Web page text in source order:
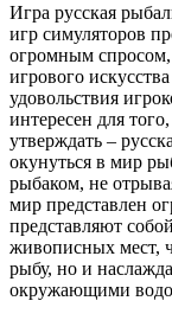
Игра русская
игр симуляторов
огромным спросом,
игрового
удовольствия
интересен для
утверждать –
окунуться в мир
рыбаком, не
мир представлен
представляют
живописных мест,
рыбу, но и
окружающими